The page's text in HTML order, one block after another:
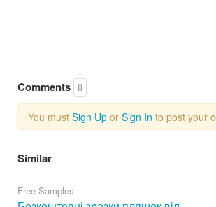
Comments 0
You must Sign Up or Sign In to post your
Similar
Free Samples